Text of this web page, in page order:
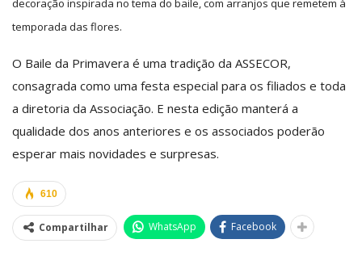
decoração inspirada no tema do baile, com arranjos que remetem à
temporada das flores.
O Baile da Primavera é uma tradição da ASSECOR,
consagrada como uma festa especial para os filiados e toda
a diretoria da Associação. E nesta edição manterá a
qualidade dos anos anteriores e os associados poderão
esperar mais novidades e surpresas.
610
Compartilhar WhatsApp Facebook